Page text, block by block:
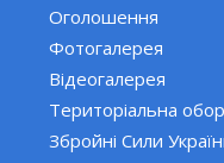
Оголошення
Фотогалерея
Відеогалерея
Територіальна
Збройні Сили